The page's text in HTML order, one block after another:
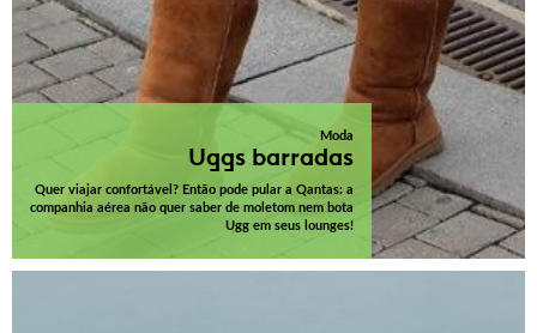
Moda
Uggs barradas
Quer viajar confortável? Então pode pular a Qantas: a
companhia aérea não quer saber de moletom nem bota
Ugg em seus lounges!